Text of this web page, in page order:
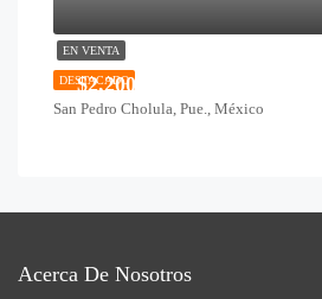
EN VENTA
DESTACADO
$2,200,000
San Pedro Cholula, Pue., México
Acerca De Nosotros